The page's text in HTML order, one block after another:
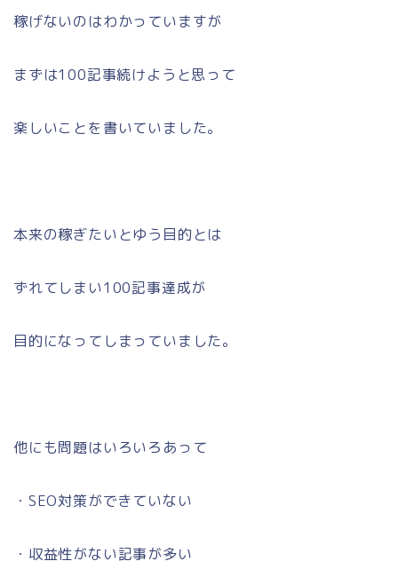
稼げないのはわかっていますが
まずは100記事続けようと思って
楽しいことを書いていました。
本来の稼ぎたいとゆう目的とは
ずれてしまい100記事達成が
目的になってしまっていました。
他にも問題はいろいろあって
・SEO対策ができていない
・収益性がない記事が多い